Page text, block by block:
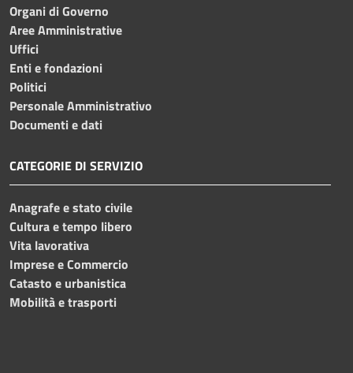
Organi di Governo
Aree Amministrative
Uffici
Enti e fondazioni
Politici
Personale Amministrativo
Documenti e dati
CATEGORIE DI SERVIZIO
Anagrafe e stato civile
Cultura e tempo libero
Vita lavorativa
Imprese e Commercio
Catasto e urbanistica
Mobilità e trasporti